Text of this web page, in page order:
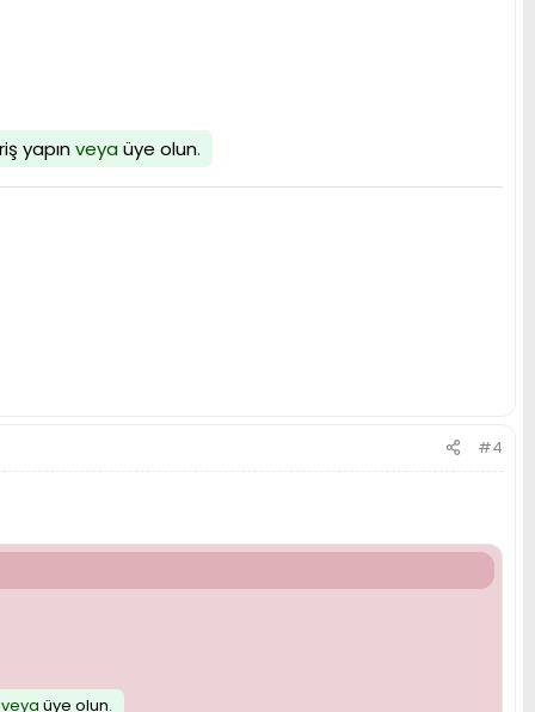
yapınveya üye olun.
#4
üye olun.